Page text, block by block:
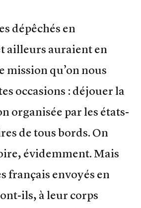
dépêchés en
ailleurs auraient en
mission qu’on nous
occasions : déjouer la
organisée par les états-
de tous bords. On
évidemment. Mais
français envoyés en
ils, à leur corps